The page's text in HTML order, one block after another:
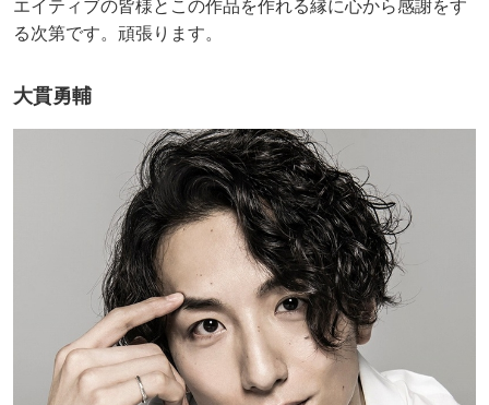
エイティブの皆様とこの作品を作れる縁に心から感謝をす
る次第です。頑張ります。
大貫勇輔